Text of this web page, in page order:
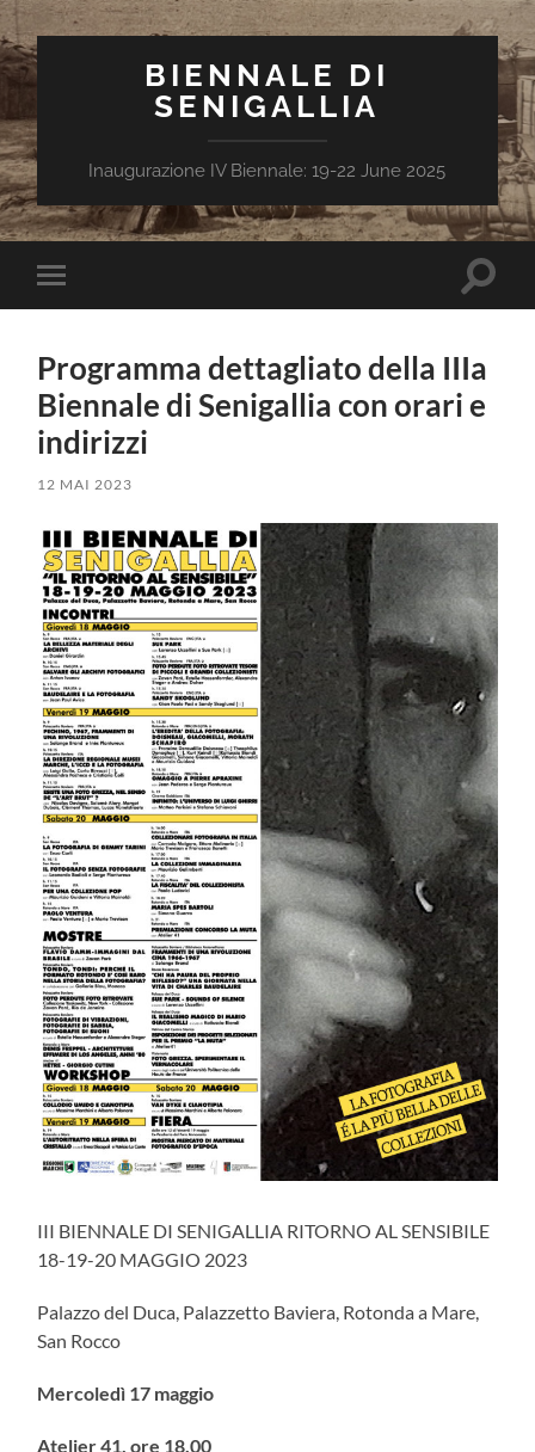
BIENNALE DI
SENIGALLIA
Inaugurazione IV Biennale: 19-22 June 2025
Toggle
mobile
Toggle
Programma dettagliato della IIIa
Biennale di Senigallia con orari e
indirizzi
12 MAI 2023
III BIENNALE DI SENIGALLIA RITORNO AL SENSIBILE
18-19-20 MAGGIO 2023
Palazzo del Duca, Palazzetto Baviera, Rotonda a Mare,
San Rocco
Mercoledì 17 maggio
Atelier 41, ore 18.00